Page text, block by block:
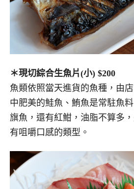
＊現切綜合生魚片(小) $200
魚類依照當天進貨的魚種，由
中肥美的鮭魚、鮪魚是常駐魚
旗魚，還有紅魽，油脂不算多
有咀嚼口感的類型。